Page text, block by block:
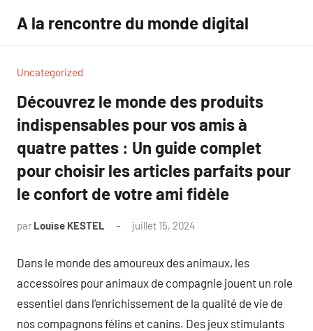
contenu
A la rencontre du monde digital
Uncategorized
Découvrez le monde des produits
indispensables pour vos amis à
quatre pattes : Un guide complet
pour choisir les articles parfaits pour
le confort de votre ami fidèle
par Louise KESTEL juillet 15, 2024
Dans le monde des amoureux des animaux, les
accessoires pour animaux de compagnie jouent un role
essentiel dans l’enrichissement de la qualité de vie de
nos compagnons félins et canins. Des jeux stimulants